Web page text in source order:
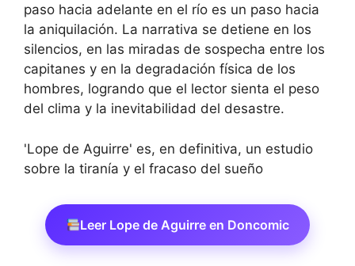
paso hacia adelante en el río es un paso hacia
la aniquilación. La narrativa se detiene en los
silencios, en las miradas de sospecha entre los
capitanes y en la degradación física de los
hombres, logrando que el lector sienta el peso
del clima y la inevitabilidad del desastre.
'Lope de Aguirre' es, en definitiva, un estudio
sobre la tiranía y el fracaso del sueño
Leer Lope de Aguirre en Doncomic